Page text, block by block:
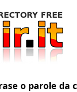
o parole da